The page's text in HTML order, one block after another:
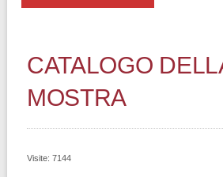
CATALOGO
MOSTRA
Visite: 7144